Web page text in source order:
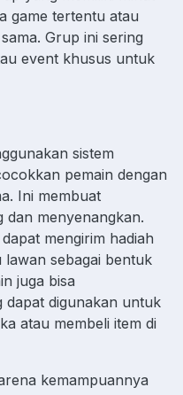
game tertentu atau
Grup ini sering
event khusus untuk
sistem
pemain dengan
Ini membuat
dan menyenangkan.
mengirim hadiah
sebagai bentuk
juga bisa
dapat digunakan untuk
atau membeli item di
kemampuannya